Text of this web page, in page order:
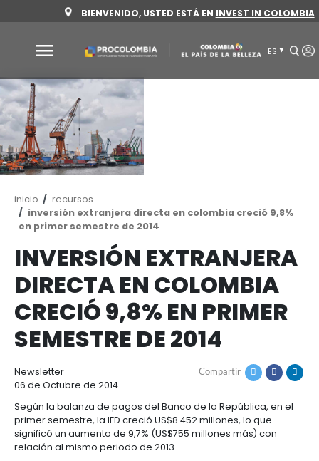
al
contenido
principal
BIENVENIDO, USTED ESTÁ ENINVEST
Por
qué
Colombia
para
invertir
Sectores
para
invertir
Agroindustria
y
alimentos
Agroindustria
y
Energía
Cómo
invertir
Cómo
invertir
1.
Régimen
general
de
Recursos
Recursos
Acompañamiento
Contacto
Ruta
de
navegación
inicio
recursos
inversión extranjera directa en colombia
en primer semestre de 2014
INVERSIÓN
DIRECTA EN
CRECIÓ 9,8% EN
SEMESTRE DE 2014